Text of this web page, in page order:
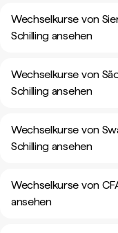
Wechselkurse von
Schilling ansehen
Wechselkurse von
Schilling ansehen
Wechselkurse von
Schilling ansehen
Wechselkurse von
ansehen